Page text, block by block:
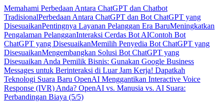
Memahami Perbedaan Antara ChatGPT dan Chatbot
TradisionalPerbedaan Antara ChatGPT dan Bot ChatGPT yang
DisesuaikanPentingnya Layanan Pelanggan Era BaruMeningkatkan
Pengalaman PelangganInteraksi Cerdas Bot AIContoh Bot
ChatGPT yang DisesuaikanMemilih Penyedia Bot ChatGPT yang
DisesuaikanMengembangkan Solusi Bot ChatGPT yang
Disesuaikan Anda Pemilik Bisnis: Gunakan Google Business
Messages untuk Berinteraksi di Luar Jam Kerja! Dapatkah
Teknologi Suara Baru OpenAI Menggantikan Interactive Voice
Response (IVR) Anda? OpenAI vs. Manusia vs. AI Suara:
Perbandingan Biaya (5/5)